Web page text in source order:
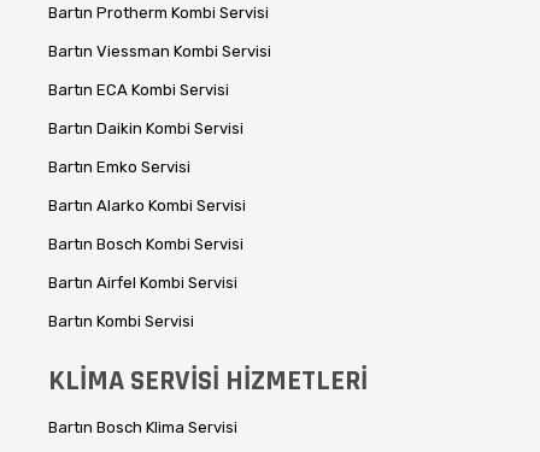
Bartın Protherm Kombi Servisi
Bartın Viessman Kombi Servisi
Bartın ECA Kombi Servisi
Bartın Daikin Kombi Servisi
Bartın Emko Servisi
Bartın Alarko Kombi Servisi
Bartın Bosch Kombi Servisi
Bartın Airfel Kombi Servisi
Bartın Kombi Servisi
KLİMA SERVİSİ HİZMETLERİ
Bartın Bosch Klima Servisi